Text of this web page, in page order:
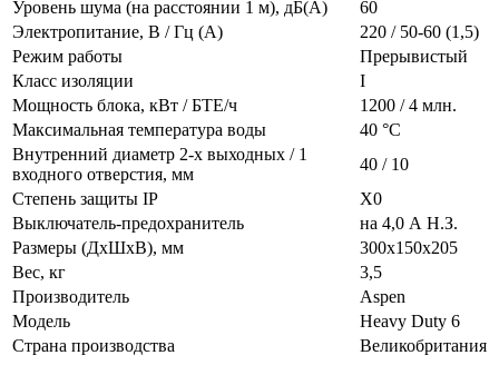
Уровень шума (на расстоянии 1 м), дБ(A)
60
Электропитание, В / Гц (А)
220 / 50-60 (1,5)
Режим работы
Прерывистый
Класс изоляции
I
Мощность блока, кВт / БТЕ/ч
1200 / 4 млн.
Максимальная температура воды
40 °C
Внутренний диаметр 2-х выходных / 1
входного отверстия, мм
40 / 10
Степень защиты IP
X0
Выключатель-предохранитель
на 4,0 А Н.З.
Размеры (ДxШxВ), мм
300x150x205
Вес, кг
3,5
Производитель
Aspen
Модель
Heavy Duty 6
Страна производства
Великобритания